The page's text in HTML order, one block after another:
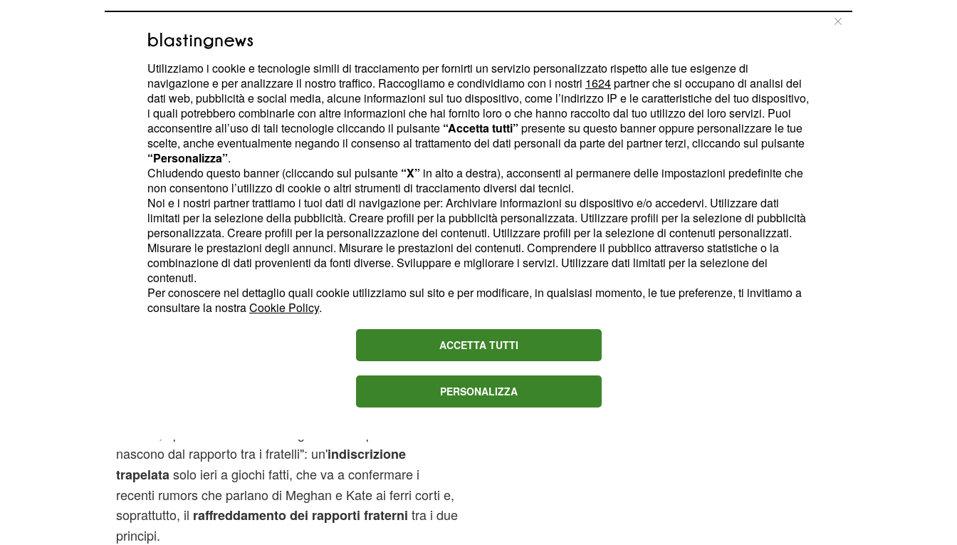
A cui non è destinato il trono, ma a cui è concesso sposare
qualcuno per amore vero.
Da qui, il risentimento del principe rosso nei confronti del
fratello erede al trono. Risentimento che, stando agli ultimi
rumors, sarebbe sfociato nell'accusa di non aver accolto a
dovere la nuova fidanzata Meghan Markle
cercato di mettere i bastoni tra le ruote alla nuova coppia.
"Non hai certo steso il tappeto rosso a Meghan!" - avrebbe
dichiarato Harry riferendosi al fratello Will, a rimarcare la
gelida accoglienza verso l'anima gemella di Harry. William,
piccato, avrebbe risposto chiudendosi in un imperturbabile
nascono dal rapporto tra i fratelli": un'indiscrizione
trapelata solo ieri a giochi fatti, che va a confermare i
recenti rumors che parlano di Meghan e Kate ai ferri corti e,
soprattutto, il raffreddamento dei rapporti fraterni tra i due
principi.
Utilizziamo i cookie e tecnologie simili di tracciamento per fornirti un servizio personalizzato rispetto alle tue esigenze di
navigazione e per analizzare il nostro traffico. Raccogliamo e condividiamo con i nostri 1624partner che si occupano di analisi dei
dati web, pubblicità e social media, alcune informazioni sul tuo dispositivo, come l’indirizzo IP e le caratteristiche del tuo dispositivo,
i quali potrebbero combinarle con altre informazioni che hai fornito loro o che hanno raccolto dal tuo utilizzo dei loro servizi. Puoi
acconsentire all’uso di tali tecnologie cliccando il pulsante “Accetta tutti” presente su questo banner oppure personalizzare le tue
scelte, anche eventualmente negando il consenso al trattamento dei dati personali da parte dei partner terzi, cliccando sul pulsante
“Personalizza”.
Chiudendo questo banner (cliccando sul pulsante “X” in alto a destra), acconsenti al permanere delle impostazioni predefinite che
non consentono l’utilizzo di cookie o altri strumenti di tracciamento diversi dai tecnici.
Noi e i nostri partner trattiamo i tuoi dati di navigazione per: Archiviare informazioni su dispositivo e/o accedervi. Utilizzare dati
limitati per la selezione della pubblicità. Creare profili per la pubblicità personalizzata. Utilizzare profili per la selezione di pubblicità
personalizzata. Creare profili per la personalizzazione dei contenuti. Utilizzare profili per la selezione di contenuti personalizzati.
Misurare le prestazioni degli annunci. Misurare le prestazioni dei contenuti. Comprendere il pubblico attraverso statistiche o la
combinazione di dati provenienti da fonti diverse. Sviluppare e migliorare i servizi. Utilizzare dati limitati per la selezione dei
contenuti.
Per conoscere nel dettaglio quali cookie utilizziamo sul sito e per modificare, in qualsiasi momento, le tue preferenze, ti invitiamo a
consultare la nostraCookie Policy.
ACCETTA TUTTI
PERSONALIZZA